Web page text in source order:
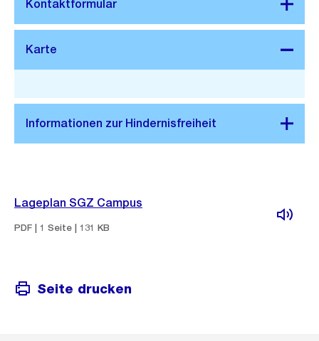
Stadtplan 3D
Lageplan SGZ Campus
PDF | 1 Seite | 131 KB
Seite drucken